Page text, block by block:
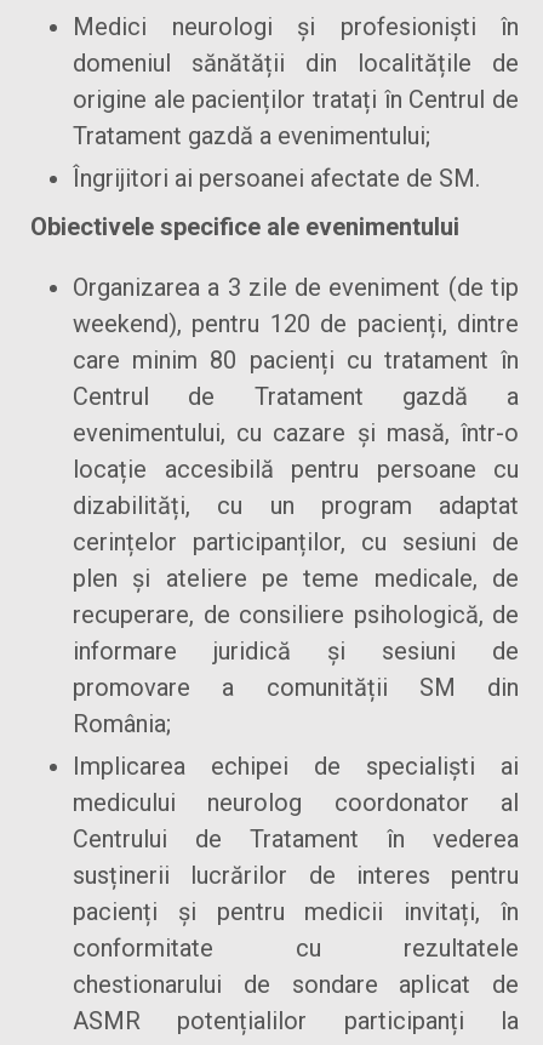
Medici neurologi și profesioniști în
domeniul sănătății din localitățile de
origine ale pacienților tratați în Centrul de
Tratament gazdă a evenimentului;
Îngrijitori ai persoanei afectate de SM.
Obiectivele specifice ale evenimentului
Organizarea a 3 zile de eveniment (de tip
weekend), pentru 120 de pacienți, dintre
care minim 80 pacienți cu tratament în
Centrul de Tratament gazdă a
evenimentului, cu cazare și masă, într-o
locație accesibilă pentru persoane cu
dizabilități, cu un program adaptat
cerințelor participanților, cu sesiuni de
plen și ateliere pe teme medicale, de
recuperare, de consiliere psihologică, de
informare juridică și sesiuni de
promovare a comunității SM din
România;
Implicarea echipei de specialiști ai
medicului neurolog coordonator al
Centrului de Tratament în vederea
susținerii lucrărilor de interes pentru
pacienți și pentru medicii invitați, în
conformitate cu rezultatele
chestionarului de sondare aplicat de
ASMR potențialilor participanți la